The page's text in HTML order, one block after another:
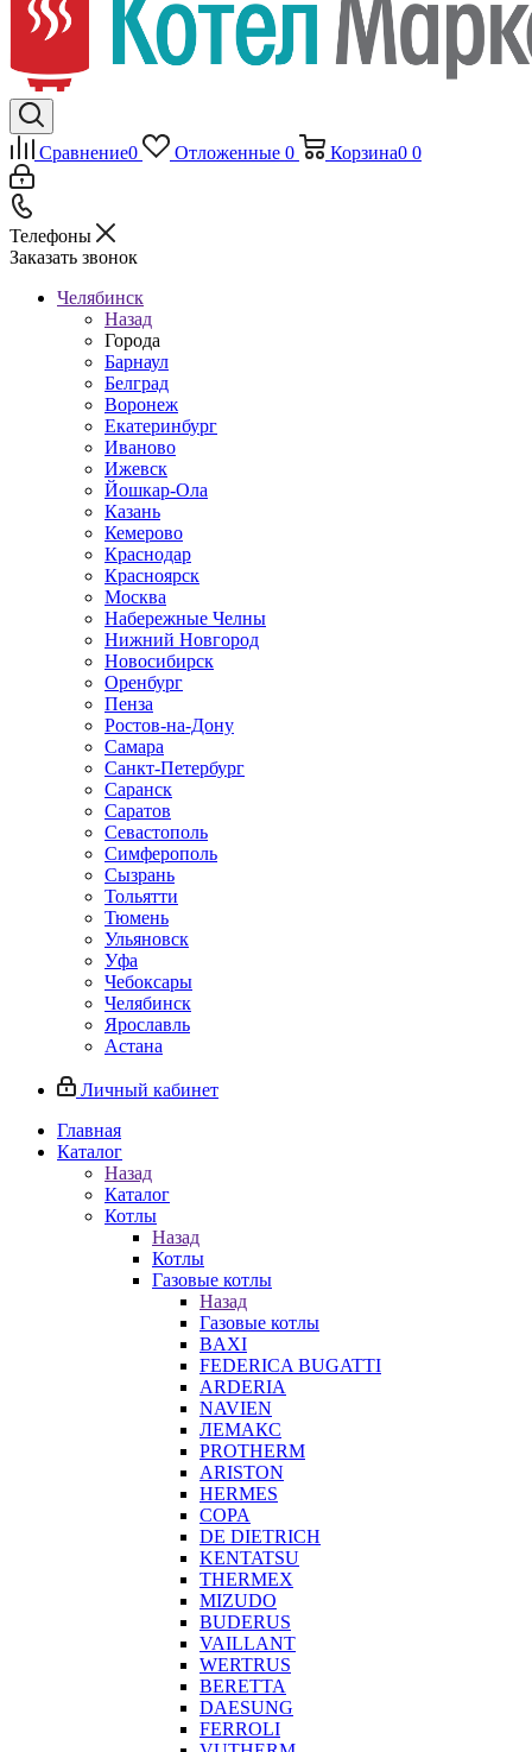
Сравнение0 Отложенные 0 Корзина0 0
Телефоны
Заказать звонок
Челябинск
Назад
Города
Барнаул
Белград
Воронеж
Екатеринбург
Иваново
Ижевск
Йошкар-Ола
Казань
Кемерово
Краснодар
Красноярск
Москва
Набережные Челны
Нижний Новгород
Новосибирск
Оренбург
Пенза
Ростов-на-Дону
Самара
Санкт-Петербург
Саранск
Саратов
Севастополь
Симферополь
Сызрань
Тольятти
Тюмень
Ульяновск
Уфа
Чебоксары
Челябинск
Ярославль
Астана
Личный кабинет
Главная
Каталог
Назад
Каталог
Котлы
Назад
Котлы
Газовые котлы
Назад
Газовые котлы
BAXI
FEDERICA BUGATTI
ARDERIA
NAVIEN
ЛЕМАКС
PROTHERM
ARISTON
HERMES
COPA
DE DIETRICH
KENTATSU
THERMEX
MIZUDO
BUDERUS
VAILLANT
WERTRUS
BERETTA
DAESUNG
FERROLI